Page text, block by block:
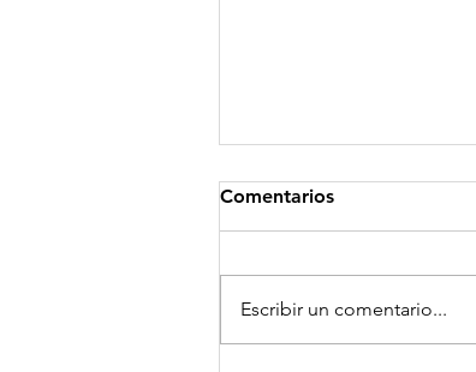
Comentarios
Escribir un comentario...